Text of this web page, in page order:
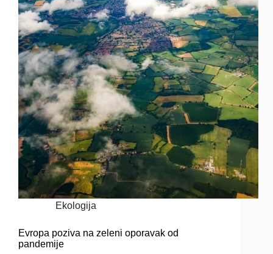
Ekologija
Evropa poziva na zeleni oporavak od
pandemije